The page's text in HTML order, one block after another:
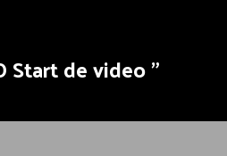
Start de video